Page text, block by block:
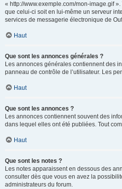
« http://www.exemple.com/mon-image.gif
que celui-ci soit en lui-même un serveur
services de messagerie électronique de
Haut
Que sont les annonces générales ?
Les annonces générales contiennent des
panneau de contrôle de l’utilisateur. Les
Haut
Que sont les annonces ?
Les annonces contiennent souvent des
dans lequel elles ont été publiées. Tout
Haut
Que sont les notes ?
Les notes apparaissent en dessous des
consulter dès que vous en avez la
administrateurs du forum.